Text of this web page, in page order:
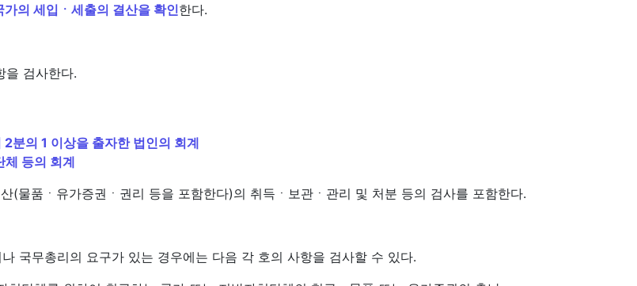
의 세입ㆍ세출의 결산을 확인한다.
검사한다.
분의 1 이상을 출자한 법인의 회계
체 등의 회계
물품ㆍ유가증권ㆍ권리 등을 포함한다)의 취득ㆍ보관ㆍ관리 및 처분 등의 검사를 포함한다.
국무총리의 요구가 있는 경우에는 다음 각 호의 사항을 검사할 수 있다.